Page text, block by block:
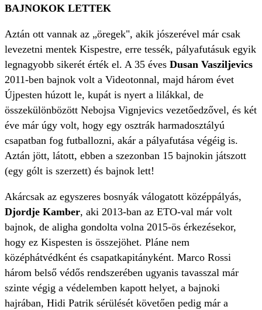
BAJNOKOK LETTEK
Aztán ott vannak az „öregek", akik jószerével már csak
levezetni mentek Kispestre, erre tessék, pályafutásuk egyik
legnagyobb sikerét érték el. A 35 éves Dusan Vasziljevics
2011-ben bajnok volt a Videotonnal, majd három évet
Újpesten húzott le, kupát is nyert a lilákkal, de
összekülönbözött Nebojsa Vignjevics vezetőedzővel, és két
éve már úgy volt, hogy egy osztrák harmadosztályú
csapatban fog futballozni, akár a pályafutása végéig is.
Aztán jött, látott, ebben a szezonban 15 bajnokin játszott
(egy gólt is szerzett) és bajnok lett!
Akárcsak az egyszeres bosnyák válogatott középpályás,
Djordje Kamber, aki 2013-ban az ETO-val már volt
bajnok, de aligha gondolta volna 2015-ös érkezésekor,
hogy ez Kispesten is összejöhet. Pláne nem
középhátvédként és csapatkapitányként. Marco Rossi
három belső védős rendszerében ugyanis tavasszal már
szinte végig a védelemben kapott helyet, a bajnoki
hajrában, Hidi Patrik sérülését követően pedig már a